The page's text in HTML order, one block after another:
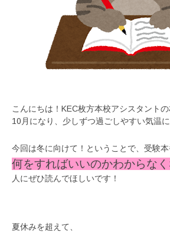
こんにちは！KEC枚方本校アシスタントの
10月になり、少しずつ過ごしやすい気温
今回は冬に向けて！ということで、受験
何をすればいいのかわからな
人にぜひ読んでほしいです！
夏休みを超えて、